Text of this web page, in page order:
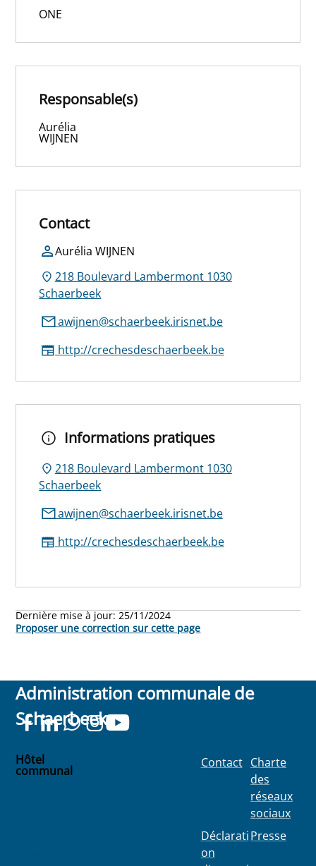
ONE
Responsable(s)
Aurélia
WIJNEN
Contact
Aurélia WIJNEN
218 Boulevard Lambermont 1030
Schaerbeek
awijnen@schaerbeek.irisnet.be
http://crechesdeschaerbeek.be
Informations pratiques
218 Boulevard Lambermont 1030
Schaerbeek
awijnen@schaerbeek.irisnet.be
http://crechesdeschaerbeek.be
Dernière mise à jour:25/11/2024
Proposer une correction sur cette page
Administration communale de
Schaerbeek
Hôtel
communal
Contact
Déclarati
on
Charte
des
réseaux
sociaux
Presse